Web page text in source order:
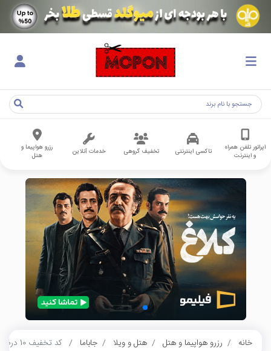
اپراتور تلفن همراه
و اینترنت
تاکسی اینترنتی تخفیف گروهی خدمات آنلاین
رزرو هواپیما و
هتل
خانه رزرو هواپیما و هتل هتل و ویلا جاباما کد تخفیف 10 درصدی جاباما